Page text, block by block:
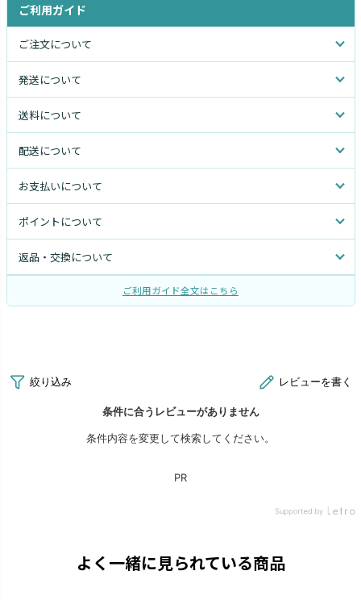
ご利用ガイド
ご注文について
発送について
送料について
配送について
お支払いについて
ポイントについて
返品・交換について
ご利用ガイド全文はこちら
よく一緒に見られている商品